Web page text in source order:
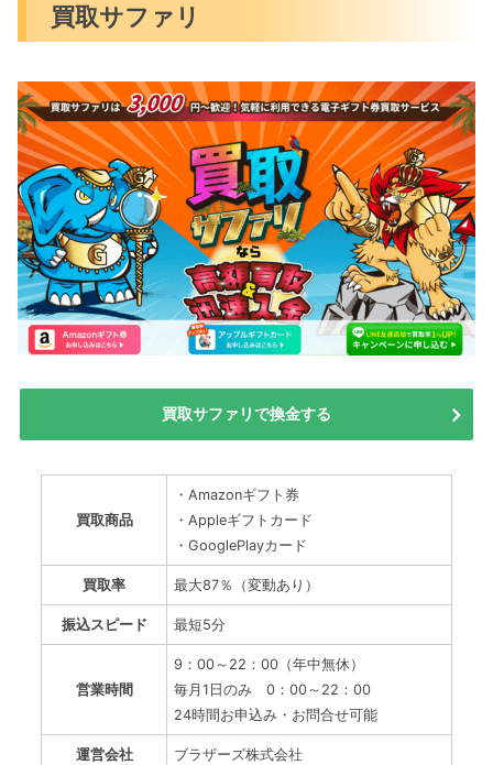
買取サファリ
買取サファリで換金する
買取商品
・Amazonギフト券
・Appleギフトカード
・GooglePlayカード
買取率 最大87％（変動あり）
振込スピード 最短5分
営業時間
9：00～22：00（年中無休）
毎月1日のみ 0：00～22：00
24時間お申込み・お問合せ可能
運営会社 ブラザーズ株式会社